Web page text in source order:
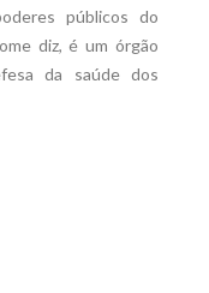
públicos do
diz, é um órgão
da saúde dos